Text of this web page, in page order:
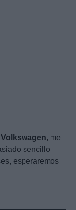
Volkswagen, me
sencillo
esperaremos